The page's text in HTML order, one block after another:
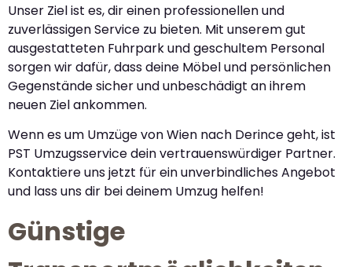
Unser Ziel ist es, dir einen professionellen und
zuverlässigen Service zu bieten. Mit unserem gut
ausgestatteten Fuhrpark und geschultem Personal
sorgen wir dafür, dass deine Möbel und persönlichen
Gegenstände sicher und unbeschädigt an ihrem
neuen Ziel ankommen.
Wenn es um Umzüge von Wien nach Derince geht, ist
PST Umzugsservice dein vertrauenswürdiger Partner.
Kontaktiere uns jetzt für ein unverbindliches Angebot
und lass uns dir bei deinem Umzug helfen!
Günstige